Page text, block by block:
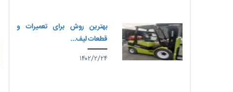
بهترین روش برای تعمیرات و
قطعات لیف...
۱۴۰۲/۲/۲۴